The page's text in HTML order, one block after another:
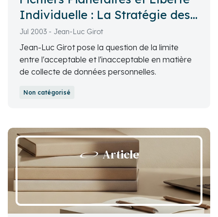
Individuelle : La Stratégie des
Entreprises
Jul 2003 - Jean-Luc Girot
Jean-Luc Girot pose la question de la limite
entre l'acceptable et l'inacceptable en matière
de collecte de données personnelles.
Non catégorisé
Article